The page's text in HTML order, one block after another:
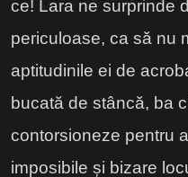
ce! Lara ne surprinde
periculoase, ca să nu
aptitudinile ei de
bucată de stâncă, ba
contorsioneze pentru
imposibile și bizare